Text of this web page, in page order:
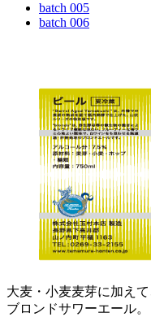
batch 005
batch 006
大麦・小麦麦芽に加え
ブロンドサワーエール。